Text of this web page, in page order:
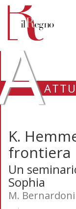
K.
frontiera
Un
Sophia
M. Bernardoni